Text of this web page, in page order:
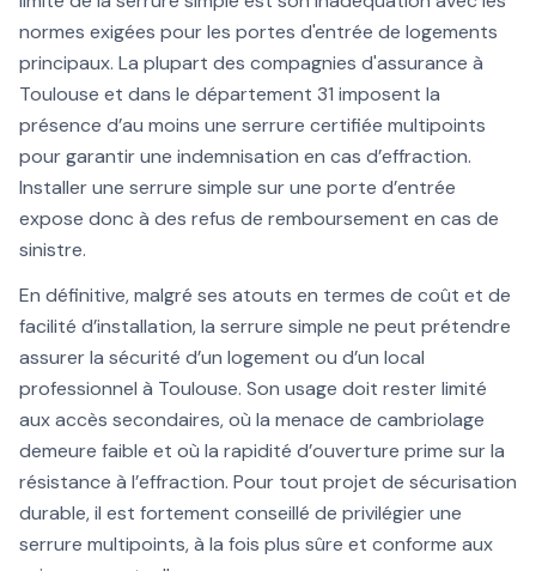
normes exigées pour les portes d'entrée de logements
principaux. La plupart des compagnies d'assurance à
Toulouse et dans le département 31 imposent la
présence d’au moins une serrure certifiée multipoints
pour garantir une indemnisation en cas d’effraction.
Installer une serrure simple sur une porte d’entrée
expose donc à des refus de remboursement en cas de
sinistre.
En définitive, malgré ses atouts en termes de coût et de
facilité d’installation, la serrure simple ne peut prétendre
assurer la sécurité d’un logement ou d’un local
professionnel à Toulouse. Son usage doit rester limité
aux accès secondaires, où la menace de cambriolage
demeure faible et où la rapidité d’ouverture prime sur la
résistance à l’effraction. Pour tout projet de sécurisation
durable, il est fortement conseillé de privilégier une
serrure multipoints, à la fois plus sûre et conforme aux